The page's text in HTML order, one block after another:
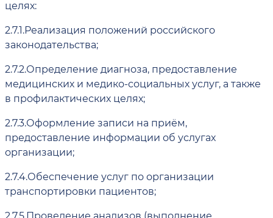
целях:
2.7.1.Реализация положений российского
законодательства;
2.7.2.Определение диагноза, предоставление
медицинских и медико-социальных услуг, а также
в профилактических целях;
2.7.3.Оформление записи на приём,
предоставление информации об услугах
организации;
2.7.4.Обеспечение услуг по организации
транспортировки пациентов;
2.7.5.Проведение анализов (выполнение